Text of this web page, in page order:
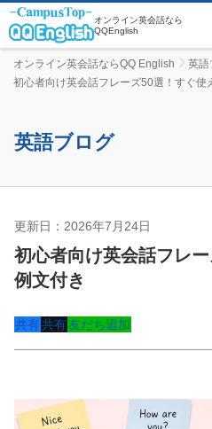
オンライン英会話なら
QQEnglish
オンライン英会話ならQQ English
英語
初心者向け英会話フレーズ50選！すぐ使
英語ブログ
更新日：2026年7月24日
初心者向け英会話フレ
例文付き
共有共有友だち追加